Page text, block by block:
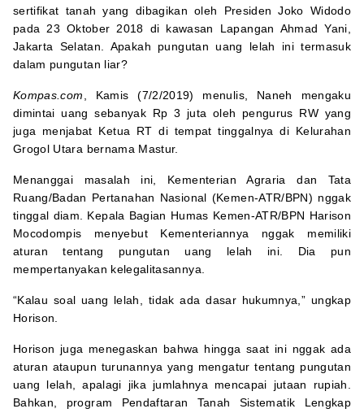
sertifikat tanah yang dibagikan oleh Presiden Joko Widodo
pada 23 Oktober 2018 di kawasan Lapangan Ahmad Yani,
Jakarta Selatan. Apakah pungutan uang lelah ini termasuk
dalam pungutan liar?
Kompas.com , Kamis (7/2/2019) menulis, Naneh mengaku
dimintai uang sebanyak Rp 3 juta oleh pengurus RW yang
juga menjabat Ketua RT di tempat tinggalnya di Kelurahan
Grogol Utara bernama Mastur.
Menanggai masalah ini, Kementerian Agraria dan Tata
Ruang/Badan Pertanahan Nasional (Kemen-ATR/BPN) nggak
tinggal diam. Kepala Bagian Humas Kemen-ATR/BPN Harison
Mocodompis menyebut Kementeriannya nggak memiliki
aturan tentang pungutan uang lelah ini. Dia pun
mempertanyakan kelegalitasannya.
“Kalau soal uang lelah, tidak ada dasar hukumnya,” ungkap
Horison.
Horison juga menegaskan bahwa hingga saat ini nggak ada
aturan ataupun turunannya yang mengatur tentang pungutan
uang lelah, apalagi jika jumlahnya mencapai jutaan rupiah.
Bahkan, program Pendaftaran Tanah Sistematik Lengkap